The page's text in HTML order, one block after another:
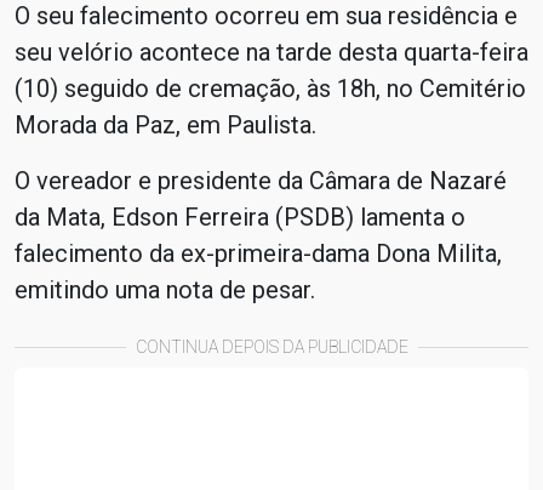
O seu falecimento ocorreu em sua residência e
seu velório acontece na tarde desta quarta-feira
(10) seguido de cremação, às 18h, no Cemitério
Morada da Paz, em Paulista.
O vereador e presidente da Câmara de Nazaré
da Mata, Edson Ferreira (PSDB) lamenta o
falecimento da ex-primeira-dama Dona Milita,
emitindo uma nota de pesar.
CONTINUA DEPOIS DA PUBLICIDADE